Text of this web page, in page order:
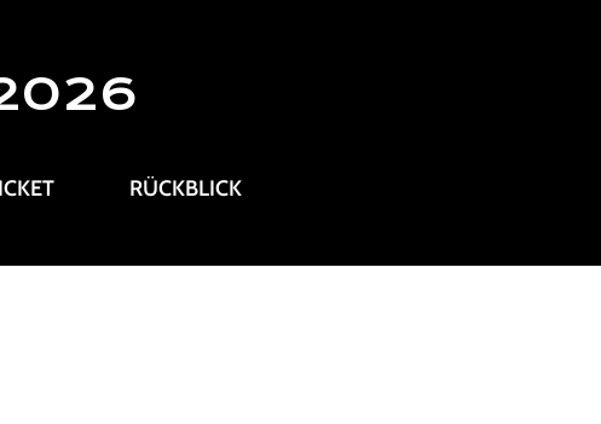
RÜCKBLICK